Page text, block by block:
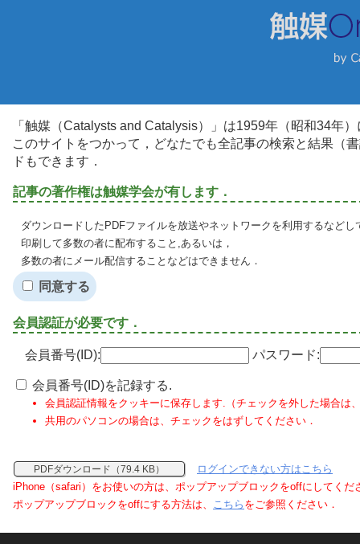
「触媒（Catalysts and Catalysis）」は1959年（昭和34年
このサイトをつかって，どなたでも全記事の検索と結果（
ドもできます．
記事の著作権は触媒学会が有します．
ダウンロードしたPDFファイルを放送やネットワークを利用するなど
印刷して多数の者に配布すること,あるいは，
多数の者にメール配信することなどはできません．
同意する
会員認証が必要です．
会員番号(ID): パスワード:
会員番号(ID)を記録する.
会員認証情報をクッキーに保存します.（チェックを外した場合は
共用のパソコンの場合は、チェックをはずしてください．
PDFダウンロード（79.4 KB）
ログインできない方はこちら
iPhone（safari）をお使いの方は、ポップアップブロックをoffにしてくだ
ポップアップブロックをoffにする方法は、 こちら をご参照ください．